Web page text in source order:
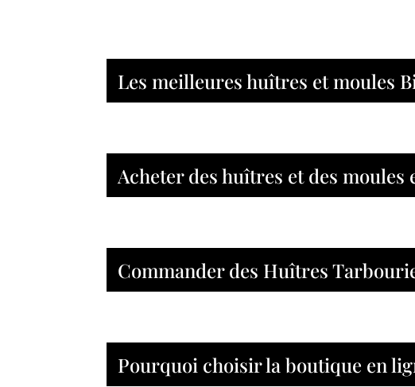
Les meilleures huîtres et moules
Acheter des huîtres et des
Commander des Huîtres
Pourquoi choisir la boutique en